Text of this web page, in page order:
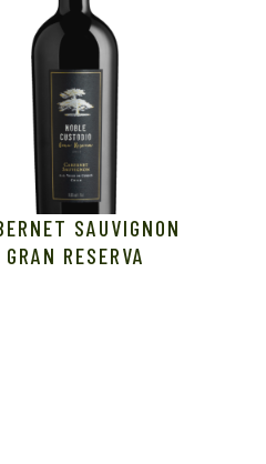
SAUVIGNON
GRAN RESERVA